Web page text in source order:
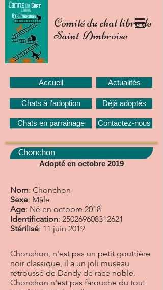
Comité du chat libre de
Saint-Ambroise
Accueil Actualités
Chats à l'adoption
Chats en parrainage
Déjà adoptés
Contactez-nous
Chonchon
Adopté en octobre 2019
Nom: Chonchon
Sexe: Mâle
Age: Né en octobre 2018
Identification: 250269608312621
Stérilisé: 11 juin 2019
Chonchon, n'est pas un petit gouttière
noir classique, il a un joli museau
retroussé de Dandy de race noble.
Chonchon n'est pas farouche du tout